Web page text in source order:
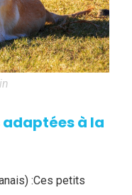
adaptées à la
:Ces petits